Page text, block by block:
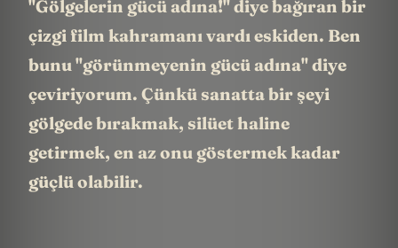
"Gölgelerin gücü adına!" diye bağıran bir
çizgi film kahramanı vardı eskiden. Ben
bunu "görünmeyenin gücü adına" diye
çeviriyorum. Çünkü sanatta bir şeyi
gölgede bırakmak, silüet haline
getirmek, en az onu göstermek kadar
güçlü olabilir.